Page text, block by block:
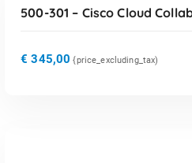
500-301 – Cisco Cloud
€ 345,00 {price_excluding_tax)